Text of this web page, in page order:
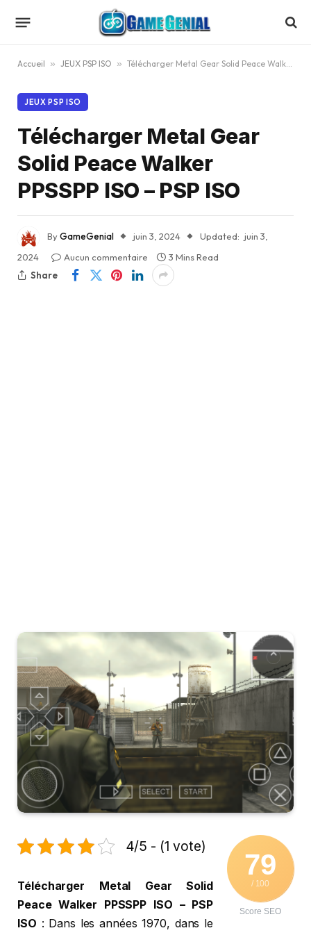
Accueil » JEUX PSP ISO » Télécharger Metal Gear Solid Peace Walker PPSSPP ISO – PSP ISO
JEUX PSP ISO
Télécharger Metal Gear
Solid Peace Walker
PPSSPP ISO – PSP ISO
ByGameGenial juin 3, 2024 Updated: juin 3,
2024
Aucun commentaire
3 Mins Read
Share
79
/ 100
Score SEO
4/5 - (1 vote)
Télécharger Metal Gear Solid
Peace Walker PPSSPP ISO – PSP
ISO : Dans les années 1970, dans le